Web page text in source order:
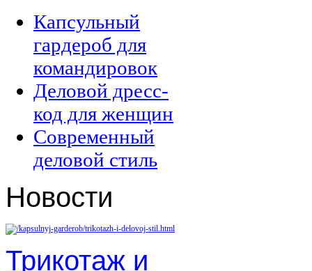
Капсульный
гардероб для
командировок
Деловой дресс-
код для женщин
Современный
деловой стиль
Новости
Трикотаж и